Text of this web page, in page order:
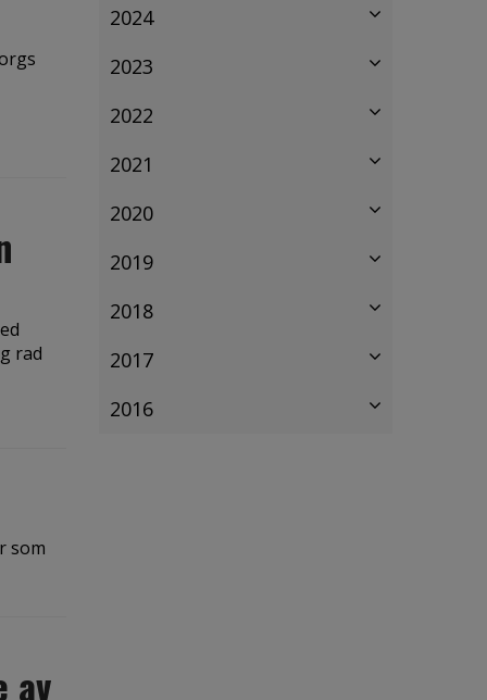
rad
som
av
2024
2023
2022
2021
2020
2019
2018
2017
2016